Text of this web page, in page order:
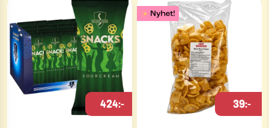
424:- 39:-